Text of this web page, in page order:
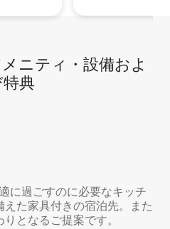
ニ⁠テ⁠ィ⁠・設⁠備⁠およ
典
に過ごすのに必要なキッチ
た家具付きの宿泊先。また
となるご提案です。